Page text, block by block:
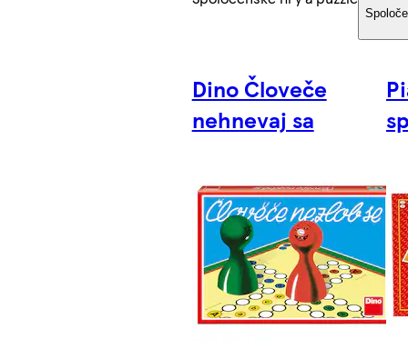
Dino Človeče
nehnevaj sa